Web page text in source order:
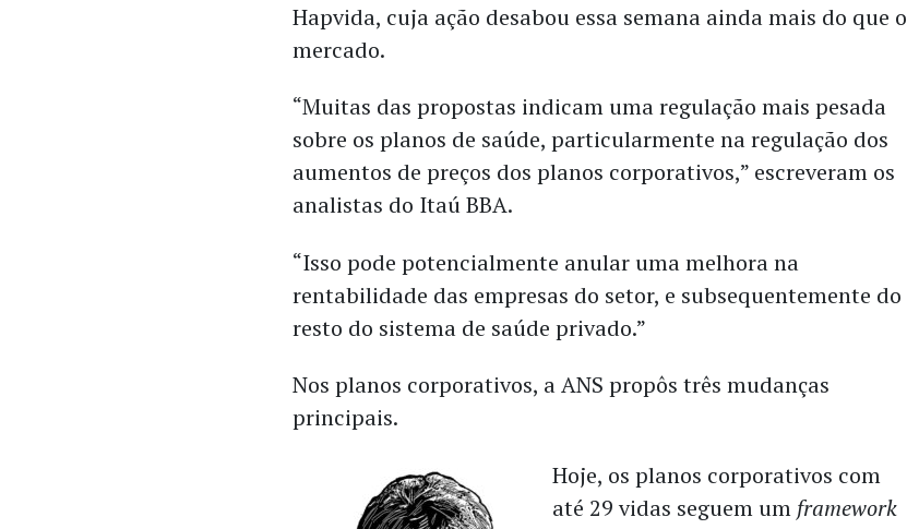
Hapvida, cuja ação desabou essa semana ainda mais do que o
mercado.
“Muitas das propostas indicam uma regulação mais pesada
sobre os planos de saúde, particularmente na regulação dos
aumentos de preços dos planos corporativos,” escreveram os
analistas do Itaú BBA.
“Isso pode potencialmente anular uma melhora na
rentabilidade das empresas do setor, e subsequentemente do
resto do sistema de saúde privado.”
Nos planos corporativos, a ANS propôs três mudanças
principais.
Hoje, os planos corporativos com
até 29 vidas seguem um framework